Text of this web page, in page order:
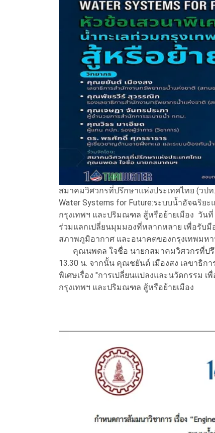
สมาคมวิศวกรที่ปรึกษาแห่งประเทศไทย (วปท
Water Systems for Future:ระบบน้ำอัจฉริย
กรุงเทพฯ และปริมณฑล สู้หรือย้ายเมือง วัน
ร่วมแลกเปลี่ยนมุมมองที่หลากหลาย เพื่อรับ
สภาพภูมิอากาศ และอนาคตของกรุงเทพม
คุณนพดล ใจชื่อ นายกสมาคมวิศวกรที่ปรึ
13.30 น. จากนั้น คุณชยันต์ เมืองสง เลขาธิ
พิเศษเรื่อง "การเปลี่ยนแปลงและนวัดกรรม
กรุงเทพฯ และปริมณฑล สู้หรือย้ายเมือง